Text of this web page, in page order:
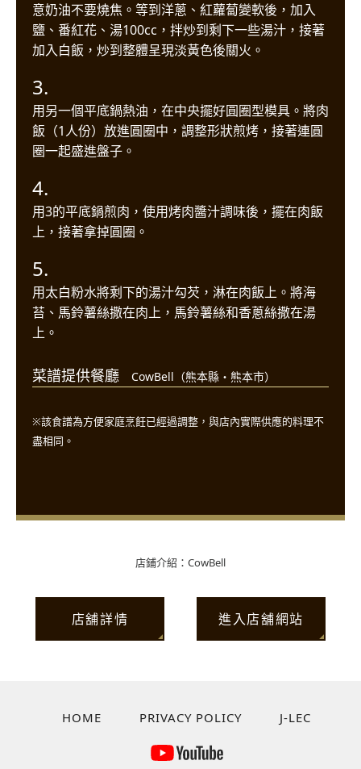
意奶油不要燒焦。等到洋蔥、紅蘿蔔變軟後，加入
鹽、番紅花、湯100cc，拌炒到剩下一些湯汁，接著
加入白飯，炒到整體呈現淡黃色後關火。
3.
用另一個平底鍋熱油，在中央擺好圓圈型模具。將肉
飯（1人份）放進圓圈中，調整形狀煎烤，接著連圓
圈一起盛進盤子。
4.
用3的平底鍋煎肉，使用烤肉醬汁調味後，擺在肉飯
上，接著拿掉圓圈。
5.
用太白粉水將剩下的湯汁勾芡，淋在肉飯上。將海
苔、馬鈴薯絲撒在肉上，馬鈴薯絲和香蔥絲撒在湯
上。
菜譜提供餐廳 CowBell（熊本縣・熊本市）
※該食譜為方便家庭烹飪已經過調整，與店內實際供應的料理不
盡相同。
店鋪介紹：CowBell
店舖詳情 進入店舖網站
HOME PRIVACY POLICY J-LEC